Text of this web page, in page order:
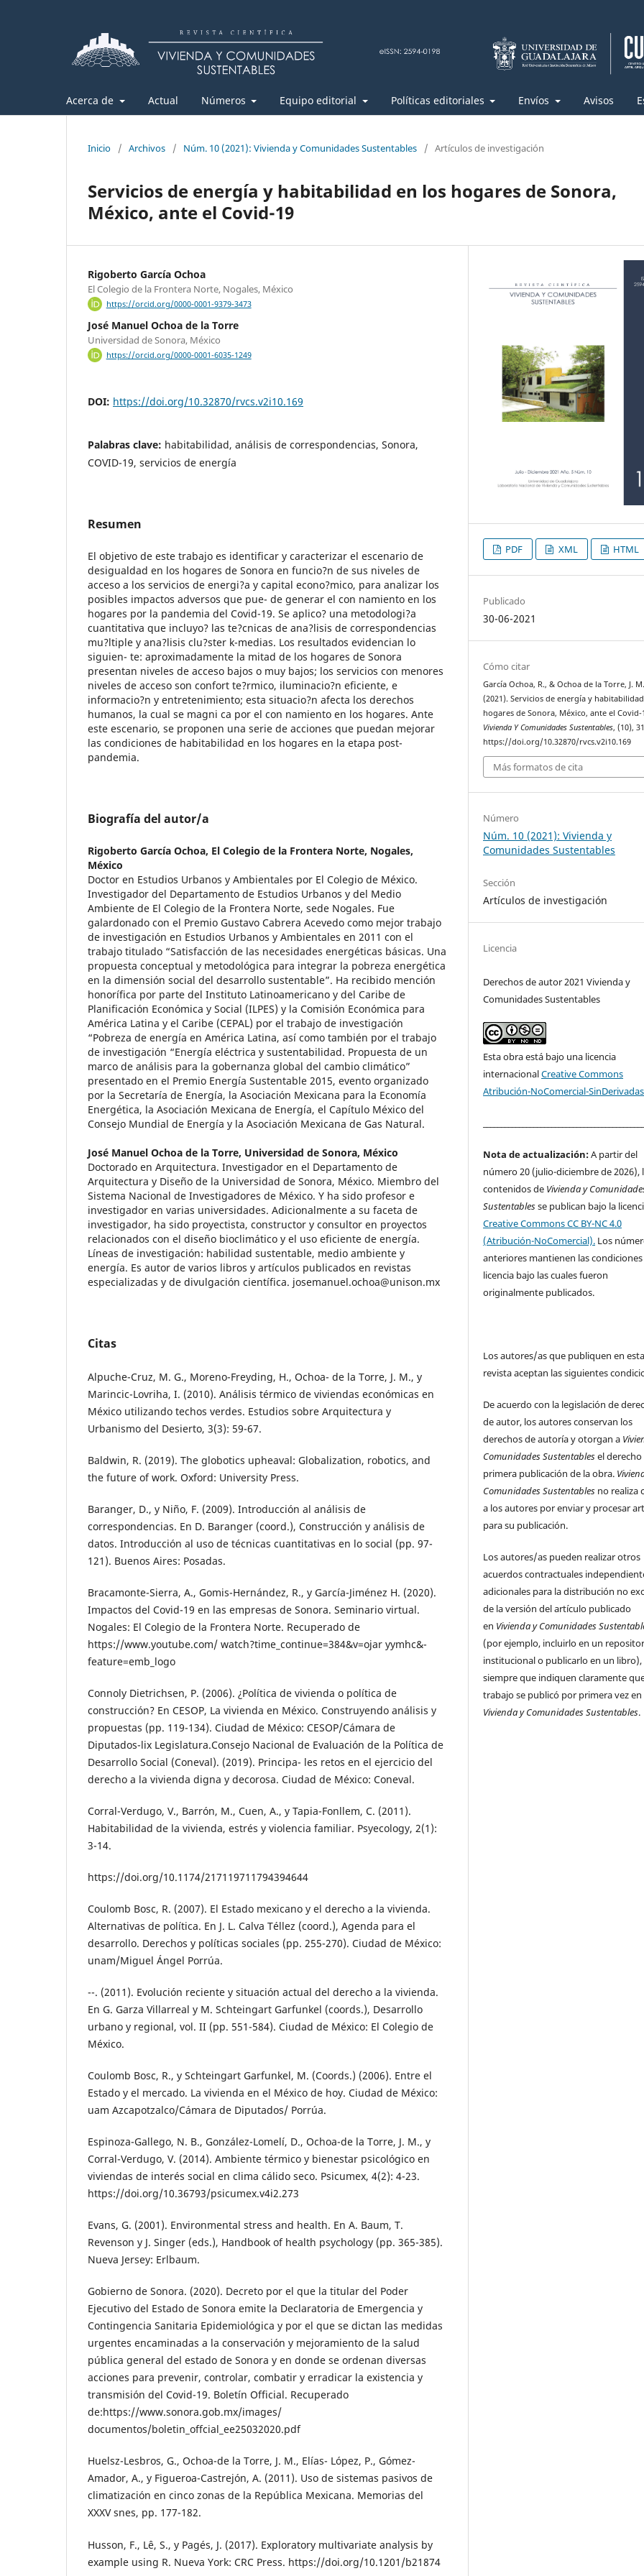
Acerca de Actual Números Equipo editorial Políticas editoriales Envíos Avisos
Inicio / Archivos / Núm. 10 (2021): Vivienda y Comunidades Sustentables / Artículos de investigación
Servicios de energía y habitabilidad en los hogares de Sonora,
México, ante el Covid-19
Rigoberto García Ochoa
El Colegio de la Frontera Norte, Nogales, México
https://orcid.org/0000-0001-9379-3473
José Manuel Ochoa de la Torre
Universidad de Sonora, México
https://orcid.org/0000-0001-6035-1249
DOI: https://doi.org/10.32870/rvcs.v2i10.169
Palabras clave: habitabilidad, análisis de correspondencias, Sonora,
COVID-19, servicios de energía
Resumen
El objetivo de este trabajo es identificar y caracterizar el escenario de
desigualdad en los hogares de Sonora en funcio?n de sus niveles de
acceso a los servicios de energi?a y capital econo?mico, para analizar los
posibles impactos adversos que pue- de generar el con namiento en los
hogares por la pandemia del Covid-19. Se aplico? una metodologi?a
cuantitativa que incluyo? las te?cnicas de ana?lisis de correspondencias
mu?ltiple y ana?lisis clu?ster k-medias. Los resultados evidencian lo
siguien- te: aproximadamente la mitad de los hogares de Sonora
presentan niveles de acceso bajos o muy bajos; los servicios con menores
niveles de acceso son confort te?rmico, iluminacio?n eficiente, e
informacio?n y entretenimiento; esta situacio?n afecta los derechos
humanos, la cual se magni ca por el con namiento en los hogares. Ante
este escenario, se proponen una serie de acciones que puedan mejorar
las condiciones de habitabilidad en los hogares en la etapa post-
pandemia.
Biografía del autor/a
Rigoberto García Ochoa, El Colegio de la Frontera Norte, Nogales,
México
Doctor en Estudios Urbanos y Ambientales por El Colegio de México.
Investigador del Departamento de Estudios Urbanos y del Medio
Ambiente de El Colegio de la Frontera Norte, sede Nogales. Fue
galardonado con el Premio Gustavo Cabrera Acevedo como mejor trabajo
de investigación en Estudios Urbanos y Ambientales en 2011 con el
trabajo titulado “Satisfacción de las necesidades energéticas básicas. Una
propuesta conceptual y metodológica para integrar la pobreza energética
en la dimensión social del desarrollo sustentable”. Ha recibido mención
honorífica por parte del Instituto Latinoamericano y del Caribe de
Planificación Económica y Social (ILPES) y la Comisión Económica para
América Latina y el Caribe (CEPAL) por el trabajo de investigación
“Pobreza de energía en América Latina, así como también por el trabajo
de investigación “Energía eléctrica y sustentabilidad. Propuesta de un
marco de análisis para la gobernanza global del cambio climático”
presentado en el Premio Energía Sustentable 2015, evento organizado
por la Secretaría de Energía, la Asociación Mexicana para la Economía
Energética, la Asociación Mexicana de Energía, el Capítulo México del
Consejo Mundial de Energía y la Asociación Mexicana de Gas Natural.
José Manuel Ochoa de la Torre, Universidad de Sonora, México
Doctorado en Arquitectura. Investigador en el Departamento de
Arquitectura y Diseño de la Universidad de Sonora, México. Miembro del
Sistema Nacional de Investigadores de México. Y ha sido profesor e
investigador en varias universidades. Adicionalmente a su faceta de
investigador, ha sido proyectista, constructor y consultor en proyectos
relacionados con el diseño bioclimático y el uso eficiente de energía.
Líneas de investigación: habilidad sustentable, medio ambiente y
energía. Es autor de varios libros y artículos publicados en revistas
especializadas y de divulgación científica. josemanuel.ochoa@unison.mx
Citas
Alpuche-Cruz, M. G., Moreno-Freyding, H., Ochoa- de la Torre, J. M., y
Marincic-Lovriha, I. (2010). Análisis térmico de viviendas económicas en
México utilizando techos verdes. Estudios sobre Arquitectura y
Urbanismo del Desierto, 3(3): 59-67.
Baldwin, R. (2019). The globotics upheaval: Globalization, robotics, and
the future of work. Oxford: University Press.
Baranger, D., y Niño, F. (2009). Introducción al análisis de
correspondencias. En D. Baranger (coord.), Construcción y análisis de
datos. Introducción al uso de técnicas cuantitativas en lo social (pp. 97-
121). Buenos Aires: Posadas.
Bracamonte-Sierra, A., Gomis-Hernández, R., y García-Jiménez H. (2020).
Impactos del Covid-19 en las empresas de Sonora. Seminario virtual.
Nogales: El Colegio de la Frontera Norte. Recuperado de
https://www.youtube.com/ watch?time_continue=384&v=ojar yymhc&-
feature=emb_logo
Connoly Dietrichsen, P. (2006). ¿Política de vivienda o política de
construcción? En CESOP, La vivienda en México. Construyendo análisis y
propuestas (pp. 119-134). Ciudad de México: CESOP/Cámara de
Diputados-lix Legislatura.Consejo Nacional de Evaluación de la Política de
Desarrollo Social (Coneval). (2019). Principa- les retos en el ejercicio del
derecho a la vivienda digna y decorosa. Ciudad de México: Coneval.
Corral-Verdugo, V., Barrón, M., Cuen, A., y Tapia-Fonllem, C. (2011).
Habitabilidad de la vivienda, estrés y violencia familiar. Psyecology, 2(1):
3-14.
https://doi.org/10.1174/217119711794394644
Coulomb Bosc, R. (2007). El Estado mexicano y el derecho a la vivienda.
Alternativas de política. En J. L. Calva Téllez (coord.), Agenda para el
desarrollo. Derechos y políticas sociales (pp. 255-270). Ciudad de México:
unam/Miguel Ángel Porrúa.
--. (2011). Evolución reciente y situación actual del derecho a la vivienda.
En G. Garza Villarreal y M. Schteingart Garfunkel (coords.), Desarrollo
urbano y regional, vol. II (pp. 551-584). Ciudad de México: El Colegio de
México.
Coulomb Bosc, R., y Schteingart Garfunkel, M. (Coords.) (2006). Entre el
Estado y el mercado. La vivienda en el México de hoy. Ciudad de México:
uam Azcapotzalco/Cámara de Diputados/ Porrúa.
Espinoza-Gallego, N. B., González-Lomelí, D., Ochoa-de la Torre, J. M., y
Corral-Verdugo, V. (2014). Ambiente térmico y bienestar psicológico en
viviendas de interés social en clima cálido seco. Psicumex, 4(2): 4-23.
https://doi.org/10.36793/psicumex.v4i2.273
Evans, G. (2001). Environmental stress and health. En A. Baum, T.
Revenson y J. Singer (eds.), Handbook of health psychology (pp. 365-385).
Nueva Jersey: Erlbaum.
Gobierno de Sonora. (2020). Decreto por el que la titular del Poder
Ejecutivo del Estado de Sonora emite la Declaratoria de Emergencia y
Contingencia Sanitaria Epidemiológica y por el que se dictan las medidas
urgentes encaminadas a la conservación y mejoramiento de la salud
pública general del estado de Sonora y en donde se ordenan diversas
acciones para prevenir, controlar, combatir y erradicar la existencia y
transmisión del Covid-19. Boletín Official. Recuperado
de:https://www.sonora.gob.mx/images/
documentos/boletin_offcial_ee25032020.pdf
Huelsz-Lesbros, G., Ochoa-de la Torre, J. M., Elías- López, P., Gómez-
Amador, A., y Figueroa-Castrejón, A. (2011). Uso de sistemas pasivos de
climatización en cinco zonas de la República Mexicana. Memorias del
XXXV snes, pp. 177-182.
Husson, F., Lê, S., y Pagés, J. (2017). Exploratory multivariate analysis by
example using R. Nueva York: CRC Press. https://doi.org/10.1201/b21874
PDF XML HTML
Publicado
30-06-2021
Cómo citar
García Ochoa, R., & Ochoa de la Torre, J. M.
(2021). Servicios de energía y
hogares de Sonora, México, ante el Covid-
Vivienda Y Comunidades Sustentables, (10),
https://doi.org/10.32870/rvcs.v2i10.169
Más formatos de cita
Número
Núm. 10 (2021): Vivienda y
Comunidades Sustentables
Sección
Artículos de investigación
Licencia
Derechos de autor 2021 Vivienda y
Comunidades Sustentables
Esta obra está bajo una licencia
internacionalCreative Commons
Atribución-NoComercial-
Nota de actualización:A partir del
número 20 (julio-diciembre de 2026),
contenidos de Vivienda y
Sustentablesse publican bajo la
Creative Commons CC BY-NC 4.0
(Atribución-NoComercial). Los
anteriores mantienen las
licencia bajo las cuales fueron
originalmente publicados.
Los autores/as que publiquen en esta
revista aceptan las siguientes
De acuerdo con la legislación de
de autor, los autores conservan los
derechos de autoría y otorgan a
Comunidades Sustentablesel derecho
primera publicación de la obra.
Comunidades Sustentables no realiza
a los autores por enviar y procesar
para su publicación.
Los autores/as pueden realizar otros
acuerdos contractuales
adicionales para la distribución no
de la versión del artículo publicado
en Vivienda y Comunidades
(por ejemplo, incluirlo en un
institucional o publicarlo en un libro),
siempre que indiquen claramente
trabajo se publicó por primera vez en
Vivienda y Comunidades Sustentables.